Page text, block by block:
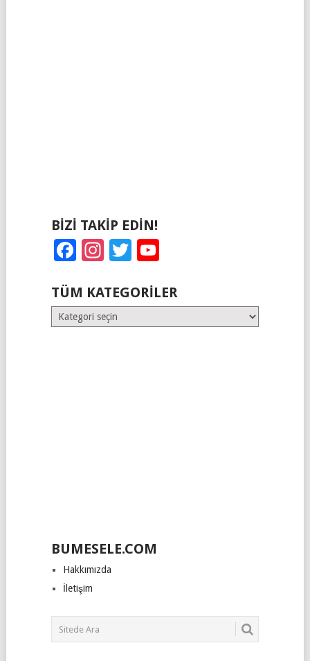
BIZI TAKIP EDIN!
Facebook
Instagram
Twitter
TÜM KATEGORILER
Tüm
Kategoriler
BUMESELE.COM
Hakkımızda
İletişim